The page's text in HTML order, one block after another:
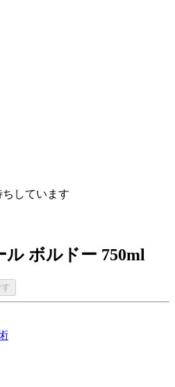
しています
ボルドー 750ml